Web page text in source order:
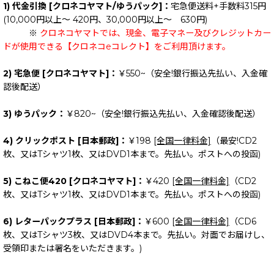
1) 代金引換 [クロネコヤマト/ゆうパック]： 宅急便送料+手数料315円
(10,000円以上～ 420円、30,000円以上～ 630円)
※ クロネコヤマトでは、現金、電子マネー及びクレジットカー
ドが使用できる【クロネコeコレクト】をご利用頂けます。
2) 宅急便 [クロネコヤマト]： ￥550~（安全!銀行振込先払い、入金確
認後配送）
3) ゆうパック： ￥820~（安全!銀行振込先払い、入金確認後配送）
4) クリックポスト [日本郵政]： ￥198 [全国一律料金]
（最安!CD2
枚、又はTシャツ1枚、又はDVD1本まで。先払い。ポストへの投函)
5) こねこ便420 [クロネコヤマト]： ￥420 [全国一律料金]
（CD2
枚、又はTシャツ1枚、又はDVD1本まで。先払い。ポストへの投函)
6) レターパックプラス [日本郵政]： ￥600 [全国一律料金]
（CD6
枚、又はTシャツ3枚、又はDVD4本まで。先払い。対面でお届けし、
受領印または署名をいただきます。)